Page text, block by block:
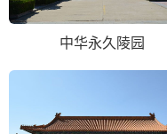
中华永久陵园